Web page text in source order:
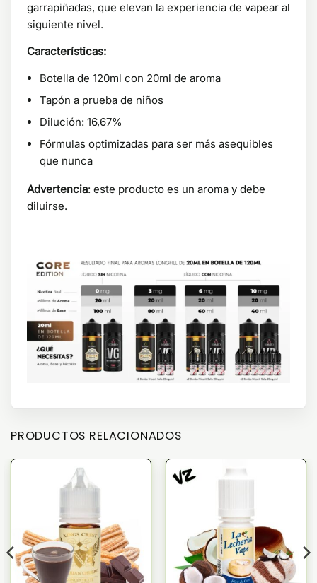
garrapiñadas, que elevan la experiencia de vapear al
siguiente nivel.
Características:
Botella de 120ml con 20ml de aroma
Tapón a prueba de niños
Dilución: 16,67%
Fórmulas optimizadas para ser más asequibles
que nunca
Advertencia: este producto es un aroma y debe
diluirse.
PRODUCTOS RELACIONADOS